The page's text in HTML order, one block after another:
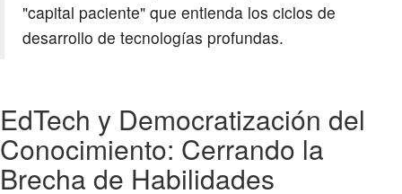
"capital paciente" que entienda los ciclos de
desarrollo de tecnologías profundas.
EdTech y Democratización del
Conocimiento: Cerrando la
Brecha de Habilidades